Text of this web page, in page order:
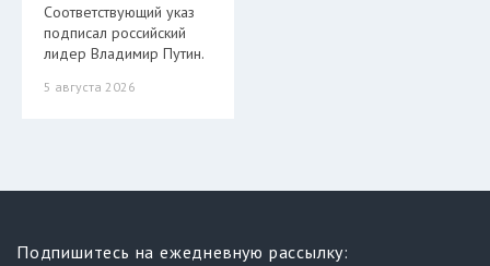
Соответствующий указ
подписал российский
лидер Владимир Путин.
5 августа 2026
Подпишитесь на ежедневную рассылку: